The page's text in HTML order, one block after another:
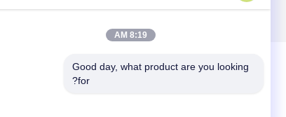
8:19 AM
Good day, what product are you looking
for?